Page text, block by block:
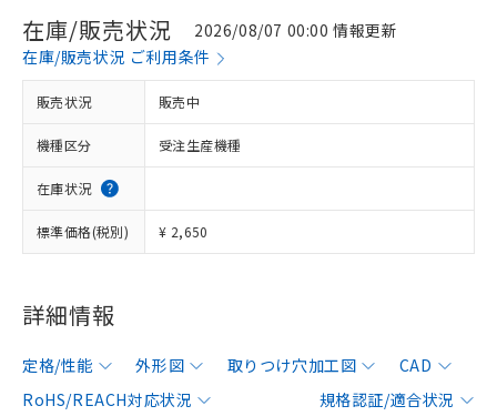
在庫/販売状況
2026/08/07 00:00 情報更新
在庫/販売状況 ご利用条件
販売状況 販売中
機種区分 受注生産機種
在庫状況
標準価格(税別) ¥ 2,650
詳細情報
定格/性能 外形図 取りつけ穴加工図
CAD
RoHS/REACH対応状況
規格認証/適合状況